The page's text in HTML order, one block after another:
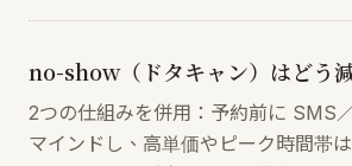
no-show（ドタキャン）はどう
2つの仕組みを併用：予約前に SMS
マインドし、高単価やピーク時間帯